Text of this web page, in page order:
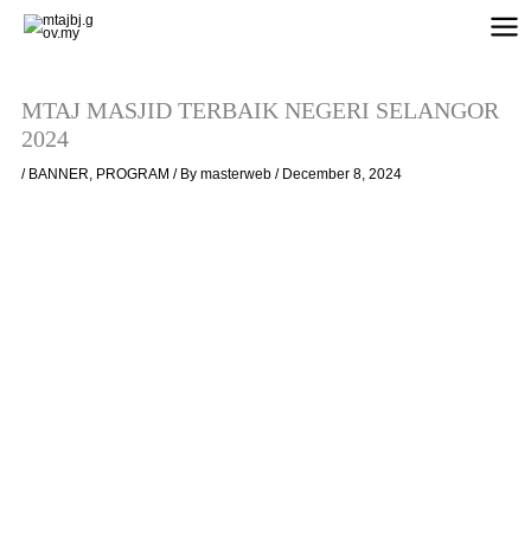
MTAJ MASJID TERBAIK NEGERI SELANGOR
2024
/ BANNER, PROGRAM / Bymasterweb/ December 8, 2024